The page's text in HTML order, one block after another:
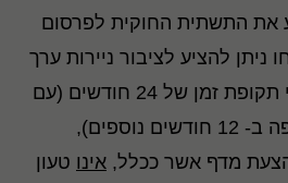
את התשתית החוקית לפרסום
להציע לציבור ניירות ערך
במועדים שונים, על פני תקופת זמן של 24 חודשים (עם
אפשרות הארכת התקופה ב- 12 חודשים נוספים),
מדף אשר ככלל, אינו טעון